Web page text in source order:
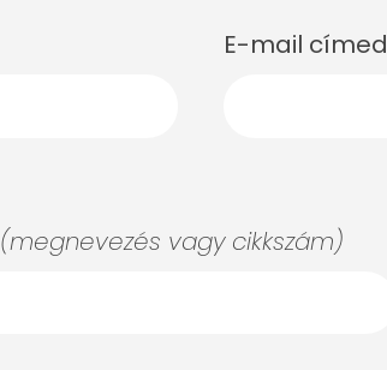
E-mail címed
(megnevezés vagy cikkszám)